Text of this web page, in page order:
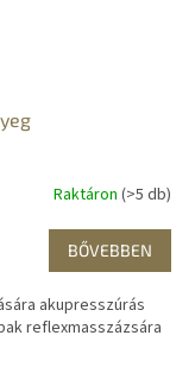
Raktáron (>5 db)
BŐVEBBEN
akupresszúrás
reflexmasszázsára